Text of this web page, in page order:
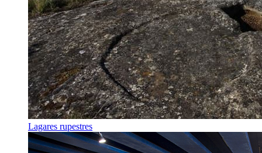
Lagares rupestres